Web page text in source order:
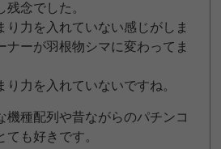
念でした。
り力を入れていない感じがしま
ナーが羽根物シマに変わってま
り力を入れていないですね。
機種配列や昔ながらのパチンコ
も好きです。